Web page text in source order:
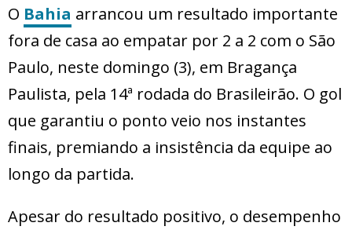
O Bahia arrancou um resultado importante
fora de casa ao empatar por 2 a 2 com o São
Paulo, neste domingo (3), em Bragança
Paulista, pela 14ª rodada do Brasileirão. O gol
que garantiu o ponto veio nos instantes
finais, premiando a insistência da equipe ao
longo da partida.
Apesar do resultado positivo, o desempenho